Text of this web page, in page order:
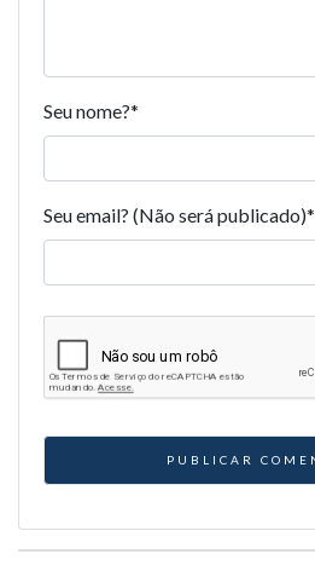
Seu nome?*
Seu email? (Não será publicado)*